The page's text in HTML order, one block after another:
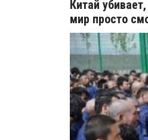
Китай
мир просто